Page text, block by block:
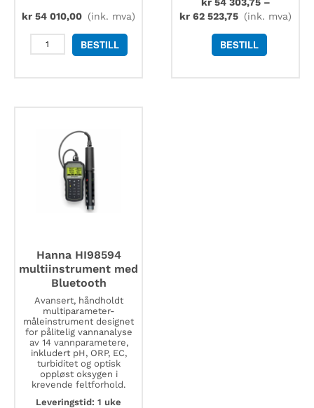
kr 54 010,00 (ink. mva)
Hanna
HI98494
BESTILL
kr 62 523,75 (ink. mva)
BESTILL
Hanna HI98594
multiinstrument med
Bluetooth
Avansert, håndholdt
multiparameter-
måleinstrument designet
for pålitelig vannanalyse
av 14 vannparametere,
inkludert pH, ORP, EC,
turbiditet og optisk
oppløst oksygen i
krevende feltforhold.
Leveringstid: 1 uke